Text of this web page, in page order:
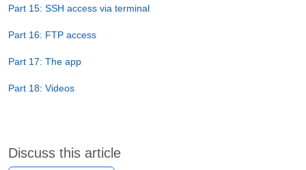
Part 15: SSH access via terminal
Part 16: FTP access
Part 17: The app
Part 18: Videos
Discuss this article